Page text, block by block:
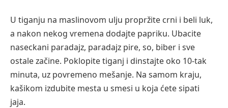
U tiganju na maslinovom ulju propržite crni i beli luk,
a nakon nekog vremena dodajte papriku. Ubacite
naseckani paradajz, paradajz pire, so, biber i sve
ostale začine. Poklopite tiganj i dinstajte oko 10-tak
minuta, uz povremeno mešanje. Na samom kraju,
kašikom izdubite mesta u smesi u koja ćete sipati
jaja.